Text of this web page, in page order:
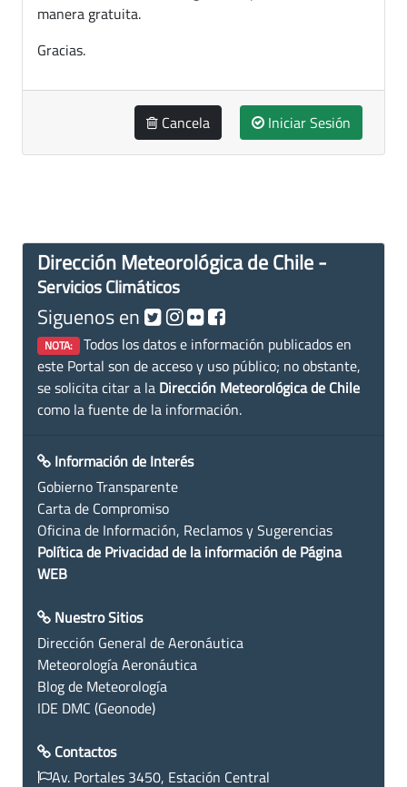
manera gratuita.
Gracias.
Cancela Iniciar Sesión
Dirección Meteorológica de Chile -
Servicios Climáticos
Siguenos en
NOTA: Todos los datos e información publicados en
este Portal son de acceso y uso público; no obstante,
se solicita citar a la Dirección Meteorológica de Chile
como la fuente de la información.
Información de Interés
Gobierno Transparente
Carta de Compromiso
Oficina de Información, Reclamos y Sugerencias
Política de Privacidad de la información de Página
WEB
Nuestro Sitios
Dirección General de Aeronáutica
Meteorología Aeronáutica
Blog de Meteorología
IDE DMC (Geonode)
Contactos
Av. Portales 3450, Estación Central